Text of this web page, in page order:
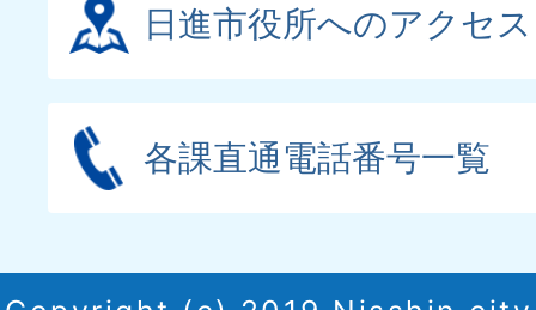
日進市役所へのアクセス
各課直通電話番号一覧